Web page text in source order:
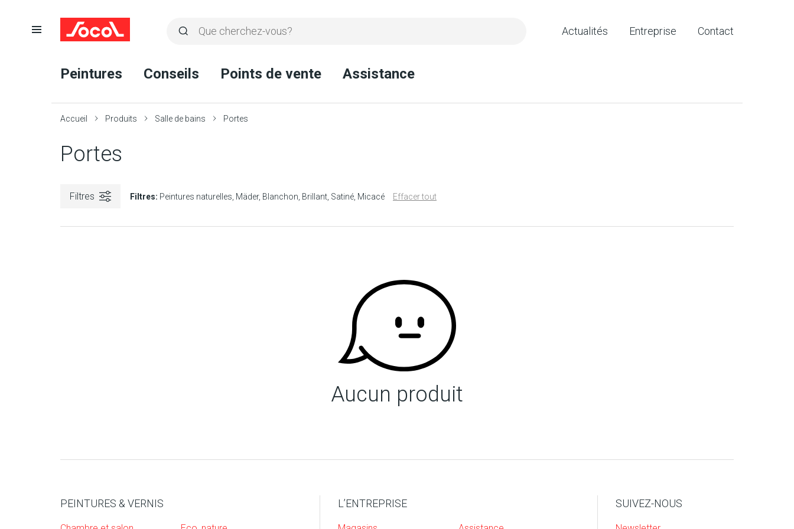
Rechercher
recherche
Ouvrir
Peintures Conseils Points de vente Assistance
Actualités Entreprise Contact
Accueil Produits Salle de bains Portes
Portes
Filtres Filtres: Peintures naturelles Mäder Blanchon Brillant Satiné Micacé Effacer tout
Aucun produit
PEINTURES & VERNIS L’ENTREPRISE SUIVEZ-NOUS